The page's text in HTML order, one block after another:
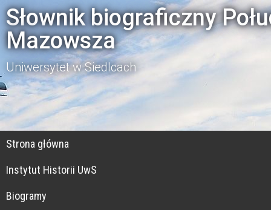
Słownik biograficzny
Mazowsza
Uniwersytet w Siedlcach
Strona główna
Instytut Historii UwS
Biogramy